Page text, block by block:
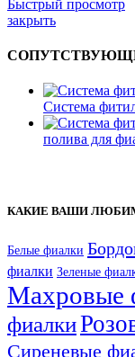
Быстрый просмотр
закрыть
Система
полива для
КАКИЕ ВАШИ
Белые фиалки
фиалки Зеленые
Махровые
фиалки
Сиреневые